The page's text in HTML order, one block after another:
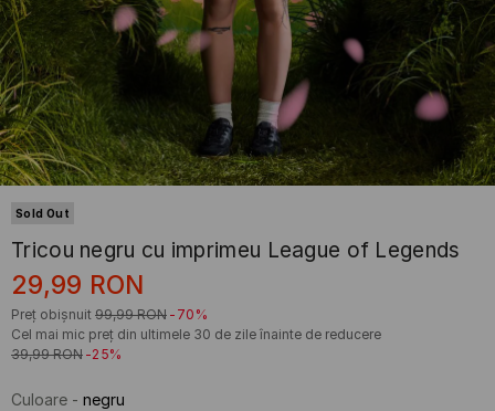
Sold Out
Tricou negru cu imprimeu League of Legends
29,99 RON
Preț obișnuit 99,99 RON -70%
Cel mai mic preț din ultimele 30 de zile înainte de reducere
39,99 RON -25%
Culoare - negru